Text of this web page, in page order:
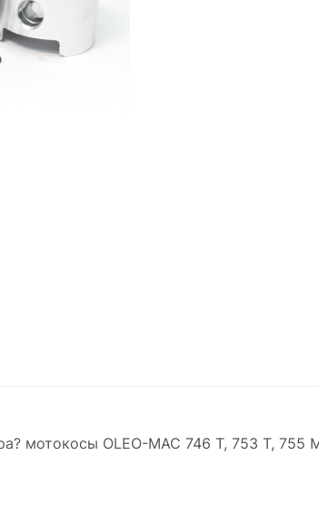
мотокосы OLEO-MAC 746 Т, 753 Т, 755